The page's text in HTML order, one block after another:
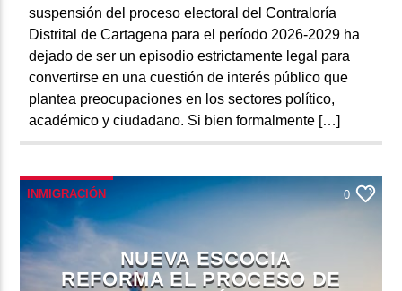
suspensión del proceso electoral del Contraloría
Distrital de Cartagena para el período 2026-2029 ha
dejado de ser un episodio estrictamente legal para
convertirse en una cuestión de interés público que
plantea preocupaciones en los sectores político,
académico y ciudadano. Si bien formalmente […]
INMIGRACIÓN 0
NUEVA ESCOCIA
REFORMA EL PROCESO DE